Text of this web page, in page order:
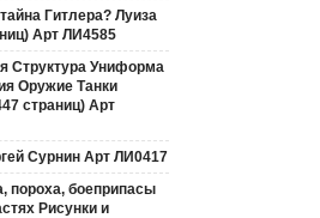
Гитлера? Луиза
Арт ЛИ4585
Структура Униформа
Оружие Танки
страниц) Арт
Сурнин Арт ЛИ0417
пороха, боеприпасы
Рисунки и